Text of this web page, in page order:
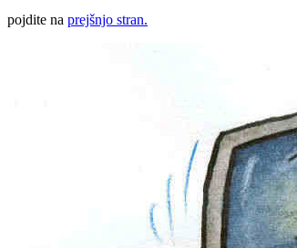
pojdite na prejšnjo stran.